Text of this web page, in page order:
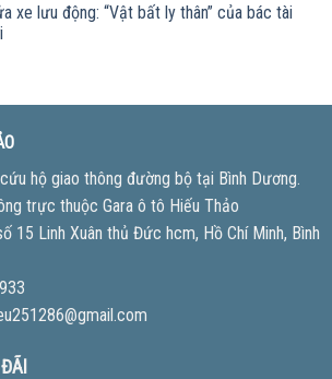
xe lưu động: “Vật bất ly thân” của bác tài
hộ giao thông đường bộ tại Bình Dương.
trực thuộc Gara ô tô Hiếu Thảo
15 Linh Xuân thủ Đức hcm, Hồ Chí Minh, Bình